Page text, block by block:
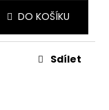
DO KOŠÍKU
Sdílet